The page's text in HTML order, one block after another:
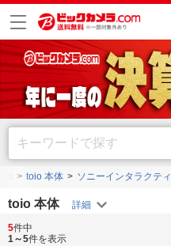
toio 本体 ソニーインタラクテ
toio 本体
学べる ソニー プログ
5件中
1～5件を表示